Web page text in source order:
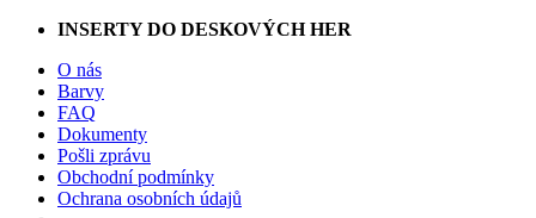
Přeskočit
obsah
INSERTY DO DESKOVÝCH HER
O nás
Barvy
FAQ
Dokumenty
Pošli zprávu
Obchodní podmínky
Ochrana osobních údajů